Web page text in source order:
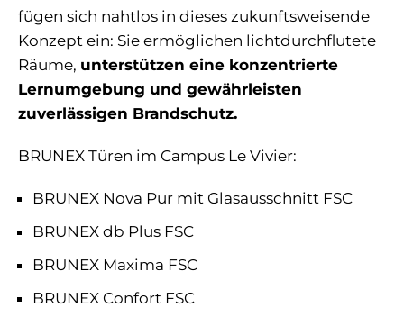
fügen sich nahtlos in dieses zukunftsweisende
Konzept ein: Sie ermöglichen lichtdurchflutete
Räume, unterstützen eine konzentrierte
Lernumgebung und gewährleisten
zuverlässigen Brandschutz.
BRUNEX Türen im Campus Le Vivier:
BRUNEX Nova Pur mit Glasausschnitt FSC
BRUNEX db Plus FSC
BRUNEX Maxima FSC
BRUNEX Confort FSC